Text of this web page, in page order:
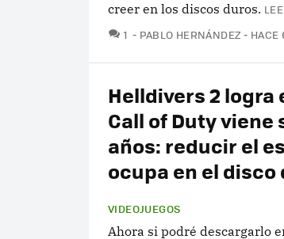
creer en los discos duros.
1 COMENTARIOS
PABLO HERNÁNDEZ HACE
Helldivers 2 logra
Call of Duty
años: reducir el
ocupa en el disco
VIDEOJUEGOS
Ahora si podré descargarlo